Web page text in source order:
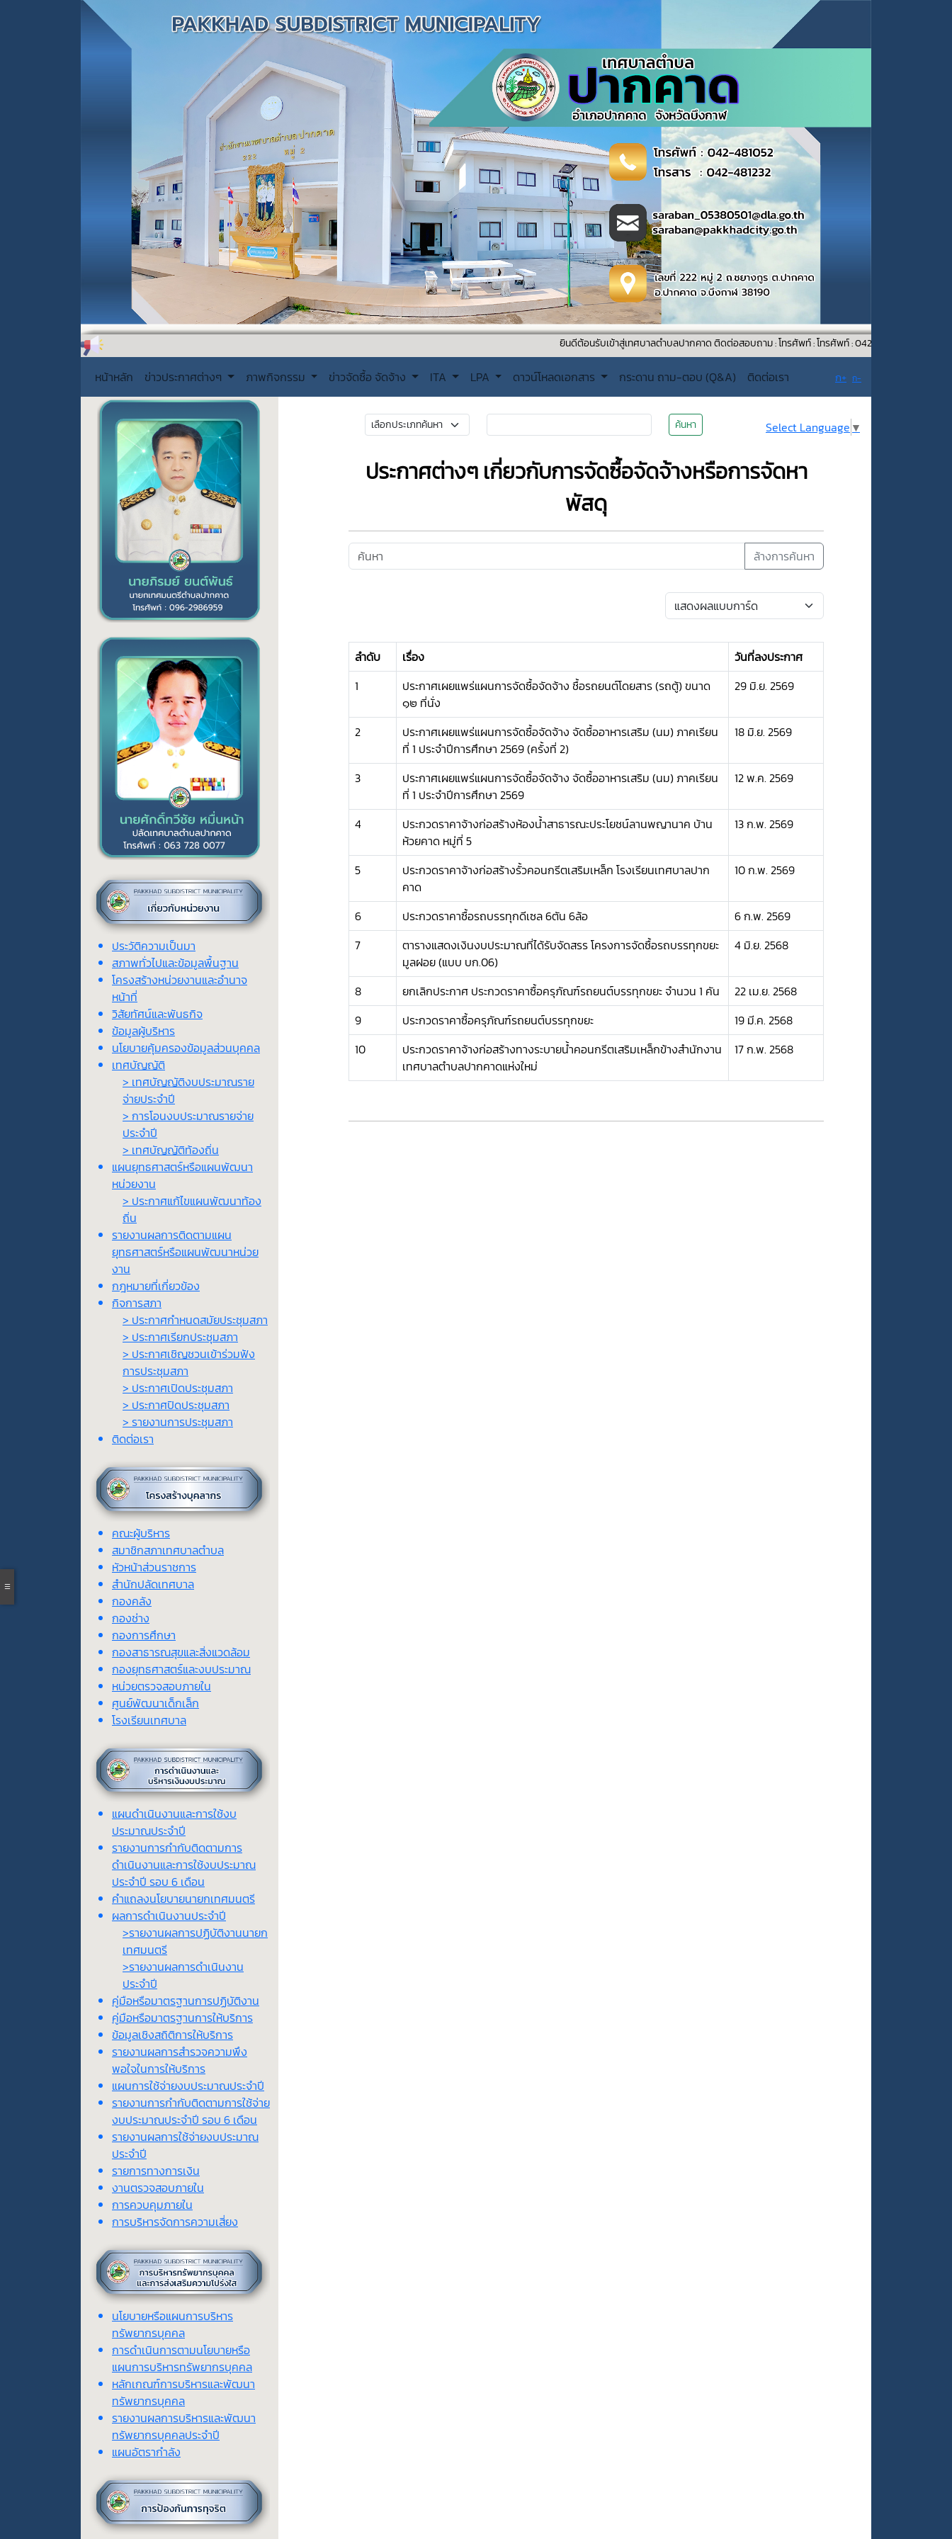
ยินดีต้อนรับเข้าสู่เทศบาลตำบลปากคาด ติดต่อสอบถาม : โทรศัพท์ : โทรศัพท์ : 042-481052 โทรสาร : 042-481232
หน้าหลัก ข่าวประกาศต่างๆ ภาพกิจกรรม ข่าวจัดซื้อ จัดจ้าง ITA LPA ดาวน์โหลดเอกสาร กระดาน ถาม-ตอบ (Q&A) ติดต่อเรา ก+ ก-
ประวัติความเป็นมา
สภาพทั่วไปและข้อมูลพื้นฐาน
โครงสร้างหน่วยงานและอำนาจ
หน้าที่
วิสัยทัศน์และพันธกิจ
ข้อมูลผู้บริหาร
นโยบายคุ้มครองข้อมูลส่วนบุคคล
เทศบัญญัติ
> เทศบัญญัติงบประมาณราย
จ่ายประจำปี
> การโอนงบประมาณรายจ่าย
ประจำปี
> เทศบัญญัติท้องถิ่น
แผนยุทธศาสตร์หรือแผนพัฒนา
หน่วยงาน
> ประกาศแก้ไขแผนพัฒนาท้อง
ถิ่น
รายงานผลการติดตามแผน
ยุทธศาสตร์หรือแผนพัฒนาหน่วย
งาน
กฎหมายที่เกี่ยวข้อง
กิจการสภา
> ประกาศกำหนดสมัยประชุมสภา
> ประกาศเรียกประชุมสภา
> ประกาศเชิญชวนเข้าร่วมฟัง
การประชุมสภา
> ประกาศเปิดประชุมสภา
> ประกาศปิดประชุมสภา
> รายงานการประชุมสภา
ติดต่อเรา
คณะผู้บริหาร
สมาชิกสภาเทศบาลตำบล
หัวหน้าส่วนราชการ
สำนักปลัดเทศบาล
กองคลัง
กองช่าง
กองการศึกษา
กองสาธารณสุขและสิ่งแวดล้อม
กองยุทธศาสตร์และงบประมาณ
หน่วยตรวจสอบภายใน
ศูนย์พัฒนาเด็กเล็ก
โรงเรียนเทศบาล
แผนดำเนินงานและการใช้งบ
ประมาณประจำปี
รายงานการกำกับติดตามการ
ดำเนินงานและการใช้งบประมาณ
ประจำปี รอบ 6 เดือน
คำแถลงนโยบายนายกเทศมนตรี
ผลการดำเนินงานประจำปี
>รายงานผลการปฏิบัติงานนายก
เทศมนตรี
>รายงานผลการดำเนินงาน
ประจำปี
คู่มือหรือมาตรฐานการปฏิบัติงาน
คู่มือหรือมาตรฐานการให้บริการ
ข้อมูลเชิงสถิติการให้บริการ
รายงานผลการสำรวจความพึง
พอใจในการให้บริการ
แผนการใช้จ่ายงบประมาณประจำปี
รายงานการกำกับติดตามการใช้จ่าย
งบประมาณประจำปี รอบ 6 เดือน
รายงานผลการใช้จ่ายงบประมาณ
ประจำปี
รายการทางการเงิน
งานตรวจสอบภายใน
การควบคุมภายใน
การบริหารจัดการความเสี่ยง
นโยบายหรือแผนการบริหาร
ทรัพยากรบุคคล
การดำเนินการตามนโยบายหรือ
แผนการบริหารทรัพยากรบุคคล
หลักเกณฑ์การบริหารและพัฒนา
ทรัพยากรบุคคล
รายงานผลการบริหารและพัฒนา
ทรัพยากรบุคคลประจำปี
แผนอัตรากำลัง
ค้นหา Select Language ▼
ประกาศต่างๆ เกี่ยวกับการจัดซื้อจัดจ้างหรือการจัดหา
พัสดุ
ล้างการค้นหา
ลำดับ เรื่อง
วันที่ลงประกาศ
1
ประกาศเผยแพร่แผนการจัดซื้อจัดจ้าง ชื้อรถยนต์โดยสาร (รถตู้) ขนาด
๑๒ ที่นั่ง
29 มิ.ย. 2569
2
ประกาศเผยแพร่แผนการจัดซื้อจัดจ้าง จัดซื้ออาหารเสริม (นม) ภาคเรียน
ที่ 1 ประจำปีการศึกษา 2569 (ครั้งที่ 2)
18 มิ.ย. 2569
3
ประกาศเผยแพร่แผนการจัดซื้อจัดจ้าง จัดซื้ออาหารเสริม (นม) ภาคเรียน
ที่ 1 ประจำปีการศึกษา 2569
12 พ.ค. 2569
4
ประกวดราคาจ้างก่อสร้างห้องน้ำสาธารณะประโยชน์ลานพญานาค บ้าน
ห้วยคาด หมู่ที่ 5
13 ก.พ. 2569
5
ประกวดราคาจ้างก่อสร้างรั้วคอนกรีตเสริมเหล็ก โรงเรียนเทศบาลปาก
คาด
10 ก.พ. 2569
6 ประกวดราคาซื้อรถบรรทุกดีเซล 6ตัน 6ล้อ
6 ก.พ. 2569
7
ตารางแสดงเงินงบประมาณที่ได้รับจัดสรร โครงการจัดซื้อรถบรรทุกขยะ
มูลฝอย (แบบ บก.06)
4 มิ.ย. 2568
8 ยกเลิกประกาศ ประกวดราคาซื้อครุภัณฑ์รถยนต์บรรทุกขยะ จำนวน 1 คัน
22 เม.ย. 2568
9
ประกวดราคาซื้อครุภัณฑ์รถยนต์บรรทุกขยะ
19 มี.ค. 2568
10
ประกวดราคาจ้างก่อสร้างทางระบายน้ำคอนกรีตเสริมเหล็กข้างสำนักงาน
เทศบาลตำบลปากคาดแห่งใหม่
17 ก.พ. 2568